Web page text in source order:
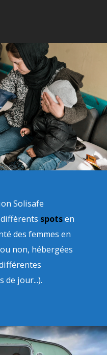
Solisafe
spotsen
des femmes en
non, hébergées
de jour...).